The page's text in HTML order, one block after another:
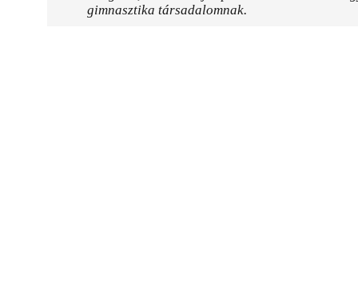
gimnasztika társadalomnak.